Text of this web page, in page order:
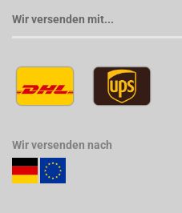
Wir versenden mit...
Wir versenden nach